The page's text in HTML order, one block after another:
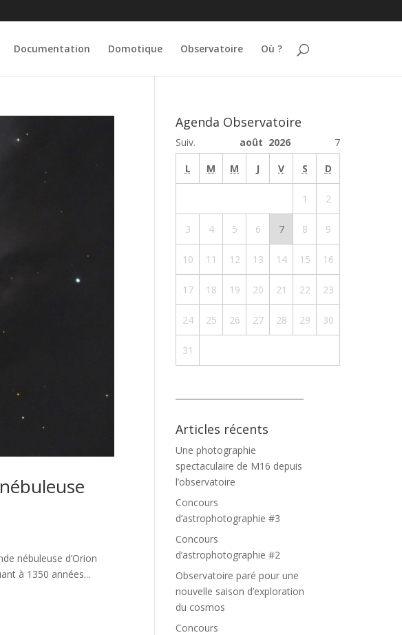
Documentation Domotique Observatoire Où ?
nébuleuse d’Orion
à 1350 années...
Agenda Observatoire
Suiv. 7
août 2026
L
M M J V S D
1 2
3 4 5 6 7 8 9
10 11 12 13 14 15 16
17 18 19 20 21 22 23
24 25 26 27 28 29 30
31
Articles récents
Une photographie
spectaculaire de M16 depuis
l’observatoire
Concours
d’astrophotographie #3
Concours
d’astrophotographie #2
Observatoire paré pour une
nouvelle saison d’exploration
du cosmos
Concours